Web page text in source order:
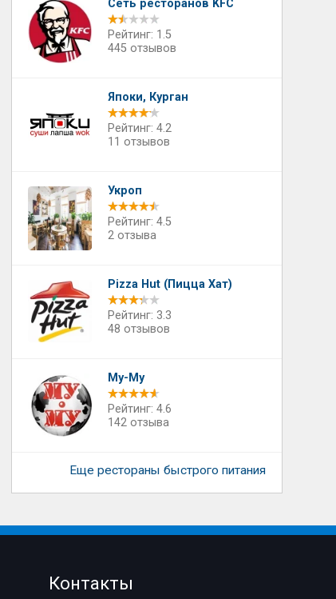
Сеть ресторанов KFC
Рейтинг: 1.5
445 отзывов
Япоки, Курган
Рейтинг: 4.2
11 отзывов
Укроп
Рейтинг: 4.5
2 отзыва
Pizza Hut (Пицца Хат)
Рейтинг: 3.3
48 отзывов
Му-Му
Рейтинг: 4.6
142 отзыва
Еще рестораны быстрого питания
Контакты